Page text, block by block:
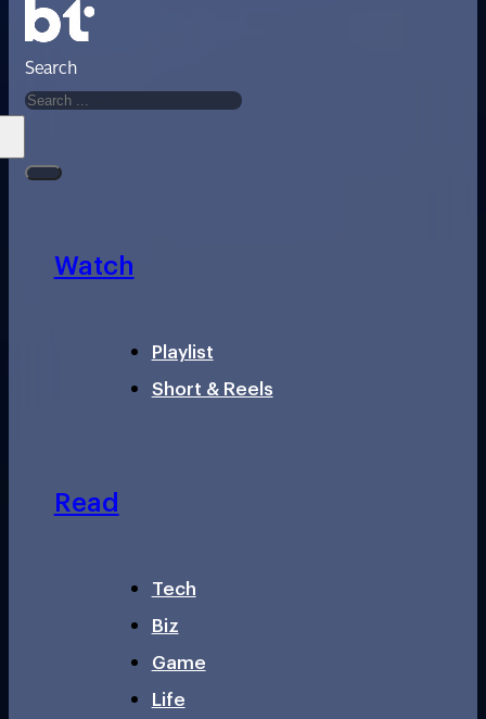
Search
Watch
Playlist
Short & Reels
Read
Tech
Biz
Game
Life